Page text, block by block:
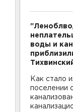
воды и
Как стало
поселении